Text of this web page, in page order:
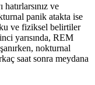
ve
panik atakta ise
ve fiziksel belirtiler
yarısında, REM
nokturnal
saat sonra meydana